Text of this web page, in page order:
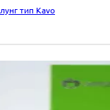
тип Kavo